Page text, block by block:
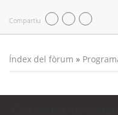
Compartiu
Índex del fòrum »